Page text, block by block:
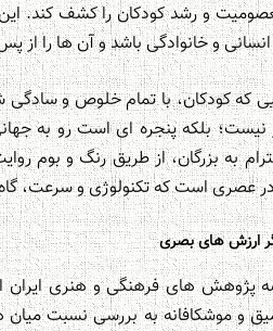
و رشد کودکان را کشف کند.
و خانوادگی باشد و آن ها را از
که کودکان، با تمام خلوص و سادگی
نیست؛ بلکه پنجره ای است رو به
به بزرگان، از طریق رنگ و بوم
عصری است که تکنولوژی و سرعت،
ارزش های بصری
پژوهش های فرهنگی و هنری ایران
به بررسی نسبت میان هنر